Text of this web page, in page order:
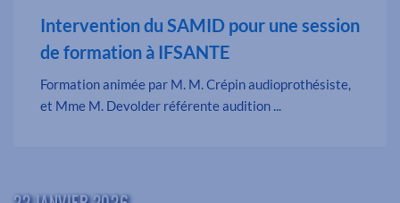
Intervention du SAMID pour une session
de formation à IFSANTE
Formation animée par M. M. Crépin audioprothésiste,
et Mme M. Devolder référente audition ...